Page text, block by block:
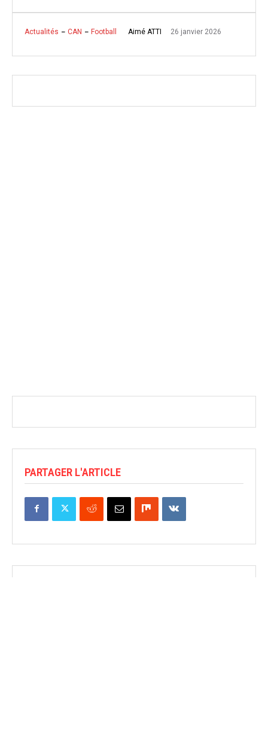
Actualités CAN Football Aimé ATTI 26 janvier 2026
PARTAGER L'ARTICLE